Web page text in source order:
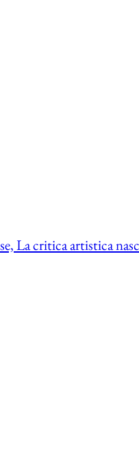
La critica artistica